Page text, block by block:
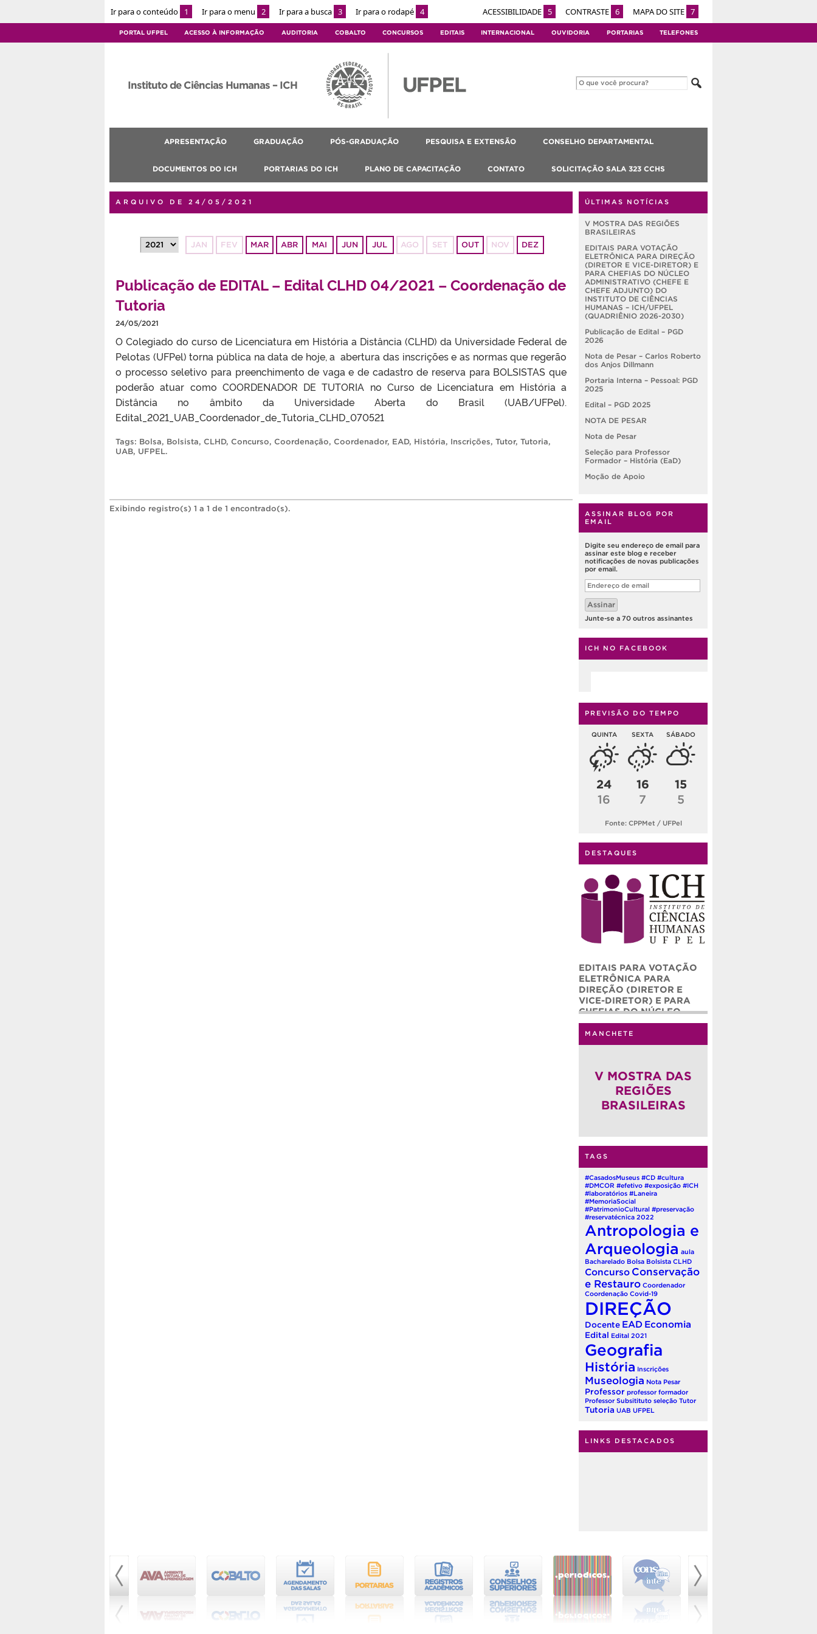
Ir para o conteúdo 1 Ir para o menu 2 Ir para a busca 3 Ir para o rodapé 4 ACESSIBILIDADE 5 CONTRASTE 6 MAPA DO SITE 7
PORTAL UFPEL ACESSO À INFORMAÇÃO AUDITORIA COBALTO CONCURSOS EDITAIS INTERNACIONAL OUVIDORIA PORTARIAS TELEFONES
Instituto de Ciências Humanas – ICH
APRESENTAÇÃO GRADUAÇÃO PÓS-GRADUAÇÃO PESQUISA E EXTENSÃO CONSELHO DEPARTAMENTAL
DOCUMENTOS DO ICH PORTARIAS DO ICH PLANO DE CAPACITAÇÃO CONTATO SOLICITAÇÃO SALA 323 CCHS
ARQUIVO DE 24/05/2021
JAN FEV MAR ABR MAI JUN JUL AGO SET OUT NOV DEZ
Publicação de EDITAL – Edital CLHD 04/2021 – Coordenação de
Tutoria
24/05/2021
O Colegiado do curso de Licenciatura em História a Distância (CLHD) da Universidade Federal de
Pelotas (UFPel) torna pública na data de hoje, a abertura das inscrições e as normas que regerão
o processo seletivo para preenchimento de vaga e de cadastro de reserva para BOLSISTAS que
poderão atuar como COORDENADOR DE TUTORIA no Curso de Licenciatura em História a
Distância no âmbito da Universidade Aberta do Brasil (UAB/UFPel).
Edital_2021_UAB_Coordenador_de_Tutoria_CLHD_070521
Tags: Bolsa, Bolsista, CLHD, Concurso, Coordenação, Coordenador, EAD, História, Inscrições, Tutor, Tutoria,
UAB, UFPEL.
Exibindo registro(s) 1 a 1 de 1 encontrado(s).
ÚLTIMAS NOTÍCIAS
V MOSTRA DAS REGIÕES
BRASILEIRAS
EDITAIS PARA VOTAÇÃO
ELETRÔNICA PARA DIREÇÃO
(DIRETOR E VICE-DIRETOR) E
PARA CHEFIAS DO NÚCLEO
ADMINISTRATIVO (CHEFE E
CHEFE ADJUNTO) DO
INSTITUTO DE CIÊNCIAS
HUMANAS – ICH/UFPEL
(QUADRIÊNIO 2026-2030)
Publicação de Edital – PGD
2026
Nota de Pesar – Carlos Roberto
dos Anjos Dillmann
Portaria Interna – Pessoal: PGD
2025
Edital – PGD 2025
NOTA DE PESAR
Nota de Pesar
Seleção para Professor
Formador – História (EaD)
Moção de Apoio
ASSINAR BLOG POR
EMAIL
Digite seu endereço de email para
assinar este blog e receber
notificações de novas publicações
por email.
Endereço
de
email
Assinar
Junte-se a 70 outros assinantes
ICH NO FACEBOOK
PREVISÃO DO TEMPO
QUINTA
24
16
SEXTA
16
7
SÁBADO
15
5
Fonte: CPPMet / UFPel
DESTAQUES
EDITAIS PARA VOTAÇÃO
ELETRÔNICA PARA
DIREÇÃO (DIRETOR E
VICE-DIRETOR) E PARA
CHEFIAS DO NÚCLEO
ADMINISTRATIVO (CHEFE
E CHEFE ADJUNTO) DO
INSTITUTO DE CIÊNCIAS
MANCHETE
V MOSTRA DAS
REGIÕES
BRASILEIRAS
TAGS
#CasadosMuseus #CD #cultura
#DMCOR #efetivo #exposição #ICH
#laboratórios #Laneira
#MemoriaSocial
#PatrimonioCultural #preservação
#reservatécnica 2022
Antropologia e
Arqueologia aula
Bacharelado Bolsa Bolsista CLHD
Concurso Conservação
e Restauro Coordenador
Coordenação Covid-19
DIREÇÃO
Docente EAD Economia
Edital Edital 2021
Geografia
História Inscrições
Museologia Nota Pesar
Professor professor formador
Professor Subsitituto seleção Tutor
Tutoria UAB UFPEL
LINKS DESTACADOS